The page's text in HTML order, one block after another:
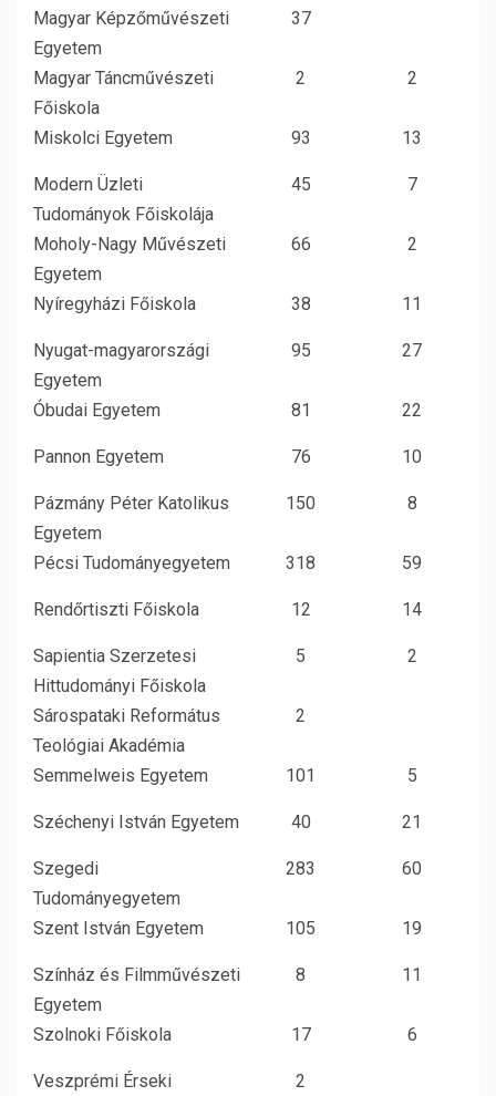
Magyar Képzőművészeti
Egyetem
37
Magyar Táncművészeti
Főiskola
2 2
Miskolci Egyetem 93 13
Modern Üzleti
Tudományok Főiskolája
45 7
Moholy-Nagy Művészeti
Egyetem
66 2
Nyíregyházi Főiskola 38 11
Nyugat-magyarországi
Egyetem
95 27
Óbudai Egyetem 81 22
Pannon Egyetem 76 10
Pázmány Péter Katolikus
Egyetem
150 8
Pécsi Tudományegyetem 318 59
Rendőrtiszti Főiskola 12 14
Sapientia Szerzetesi
Hittudományi Főiskola
5 2
Sárospataki Református
Teológiai Akadémia
2
Semmelweis Egyetem 101 5
Széchenyi István Egyetem 40 21
Szegedi
Tudományegyetem
283 60
Szent István Egyetem 105 19
Színház és Filmművészeti
Egyetem
8 11
Szolnoki Főiskola 17 6
Veszprémi Érseki
2